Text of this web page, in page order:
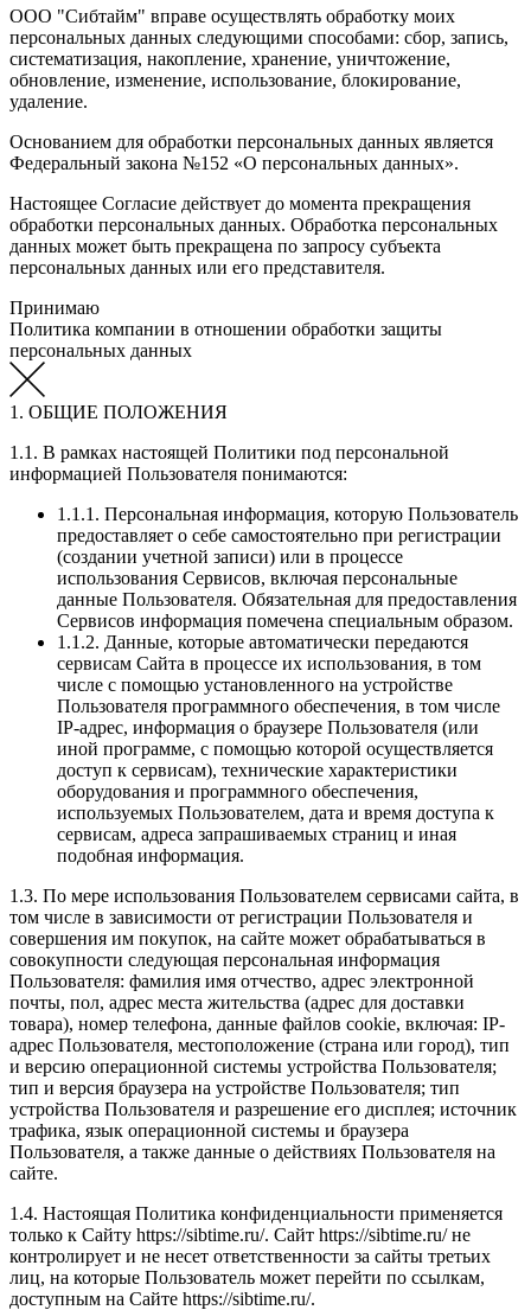
ООО "Сибтайм" вправе осуществлять обработку моих
персональных данных следующими способами: сбор, запись,
систематизация, накопление, хранение, уничтожение,
обновление, изменение, использование, блокирование,
удаление.
Основанием для обработки персональных данных является
Федеральный закона №152 «О персональных данных».
Настоящее Согласие действует до момента прекращения
обработки персональных данных. Обработка персональных
данных может быть прекращена по запросу субъекта
персональных данных или его представителя.
Принимаю
Политика компании в отношении обработки защиты
персональных данных
1. ОБЩИЕ ПОЛОЖЕНИЯ
1.1. В рамках настоящей Политики под персональной
информацией Пользователя понимаются:
1.1.1. Персональная информация, которую Пользователь
предоставляет о себе самостоятельно при регистрации
(создании учетной записи) или в процессе
использования Сервисов, включая персональные
данные Пользователя. Обязательная для предоставления
Сервисов информация помечена специальным образом.
1.1.2. Данные, которые автоматически передаются
сервисам Сайта в процессе их использования, в том
числе с помощью установленного на устройстве
Пользователя программного обеспечения, в том числе
IP-адрес, информация о браузере Пользователя (или
иной программе, с помощью которой осуществляется
доступ к сервисам), технические характеристики
оборудования и программного обеспечения,
используемых Пользователем, дата и время доступа к
сервисам, адреса запрашиваемых страниц и иная
подобная информация.
1.3. По мере использования Пользователем сервисами сайта, в
том числе в зависимости от регистрации Пользователя и
совершения им покупок, на сайте может обрабатываться в
совокупности следующая персональная информация
Пользователя: фамилия имя отчество, адрес электронной
почты, пол, адрес места жительства (адрес для доставки
товара), номер телефона, данные файлов cookie, включая: IP-
адрес Пользователя, местоположение (страна или город), тип
и версию операционной системы устройства Пользователя;
тип и версия браузера на устройстве Пользователя; тип
устройства Пользователя и разрешение его дисплея; источник
трафика, язык операционной системы и браузера
Пользователя, а также данные о действиях Пользователя на
сайте.
1.4. Настоящая Политика конфиденциальности применяется
только к Сайту https://sibtime.ru/. Сайт https://sibtime.ru/ не
контролирует и не несет ответственности за сайты третьих
лиц, на которые Пользователь может перейти по ссылкам,
доступным на Сайте https://sibtime.ru/.